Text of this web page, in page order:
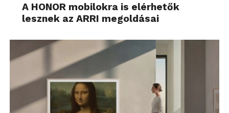
A HONOR mobilokra is elérhetők
lesznek az ARRI megoldásai